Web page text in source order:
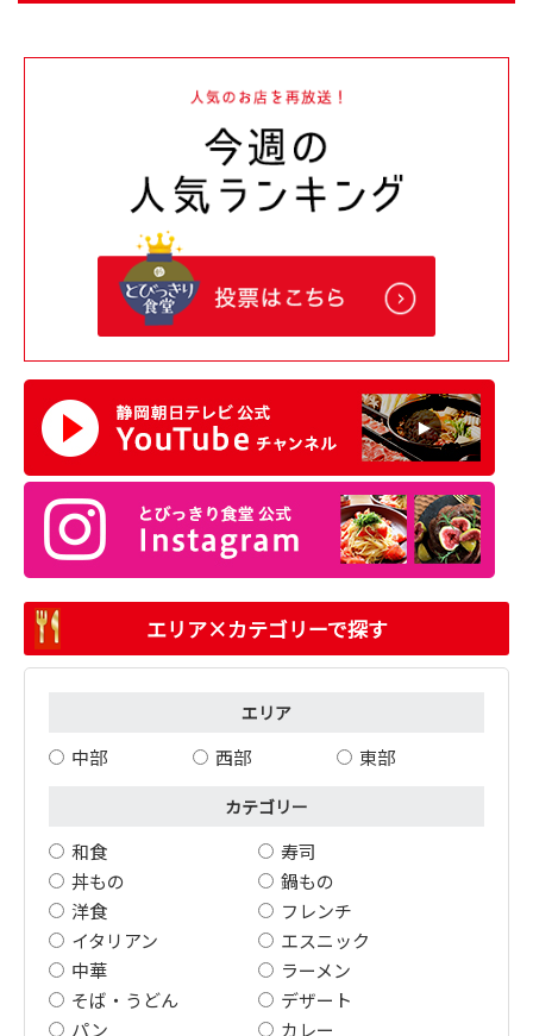
エリア×カテゴリーで探す
エリア
中部 西部 東部
カテゴリー
和食
寿司
丼もの
鍋もの
洋食
フレンチ
イタリアン
エスニック
中華
ラーメン
そば・うどん
デザート
パン
カレー